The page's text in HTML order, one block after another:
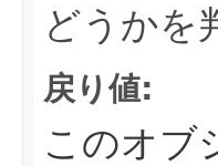
どうかを
戻り値:
このオブ